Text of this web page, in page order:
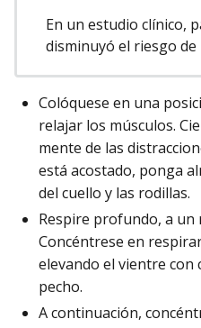
En un estudio clínico,
disminuyó el riesgo
Colóquese en una
relajar los músculos.
mente de las
está acostado, ponga
del cuello y las rodillas.
Respire profundo, a
Concéntrese en
elevando el vientre con
pecho.
A continuación,